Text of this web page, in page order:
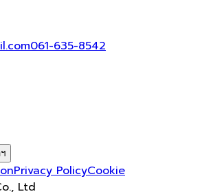
061-635-8542
Privacy PolicyCookie
Ltd